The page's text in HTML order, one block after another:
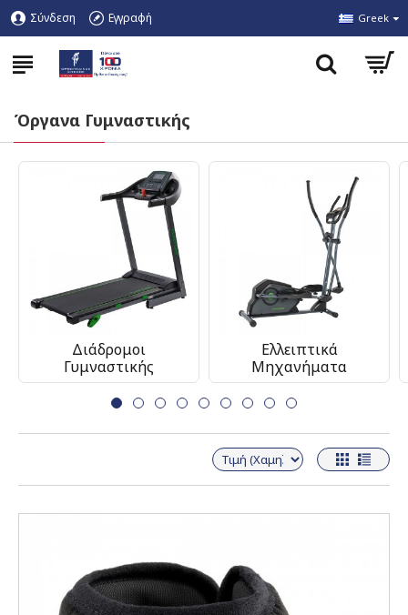
Σύνδεση Εγγραφή Greek
Όργανα Γυμναστικής
Διάδρομοι
Γυμναστικής
Ελλειπτικά
Μηχανήματα